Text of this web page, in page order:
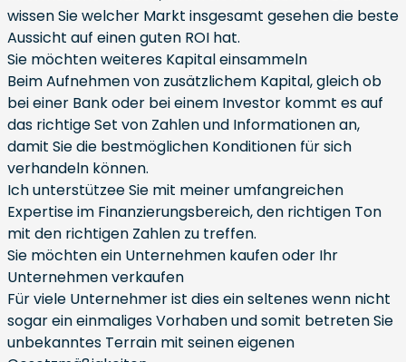
wissen Sie welcher Markt insgesamt gesehen die beste
Aussicht auf einen guten ROI hat.
Sie möchten weiteres Kapital einsammeln
Beim Aufnehmen von zusätzlichem Kapital, gleich ob
bei einer Bank oder bei einem Investor kommt es auf
das richtige Set von Zahlen und Informationen an,
damit Sie die bestmöglichen Konditionen für sich
verhandeln können.
Ich unterstützee Sie mit meiner umfangreichen
Expertise im Finanzierungsbereich, den richtigen Ton
mit den richtigen Zahlen zu treffen.
Sie möchten ein Unternehmen kaufen oder Ihr
Unternehmen verkaufen
Für viele Unternehmer ist dies ein seltenes wenn nicht
sogar ein einmaliges Vorhaben und somit betreten Sie
unbekanntes Terrain mit seinen eigenen